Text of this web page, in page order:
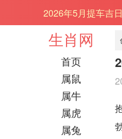
2026年5月提车吉
生肖网
首页
属鼠
属牛
属虎
属兔